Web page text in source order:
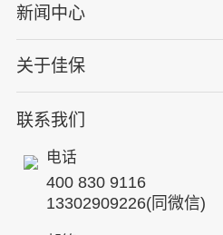
联系我们
电话
400 830 9116
13302909226(同微信)
HSE专家服务
仓储物流
水利水务
核电工程与运营
其他案例
资质与专业技能版权课
国际证书课程
高薪岗位
HSE 专家服务
人力资源服务
新闻中心
公司新闻
蛇口安全论坛
关于佳保
公司简介
企业文化
专家团队